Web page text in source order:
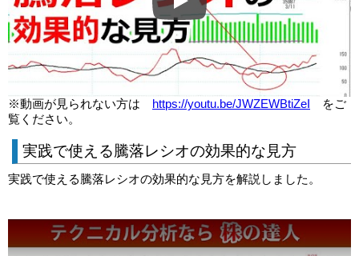
Play
※動画が見られない方は https://youtu.be/JWZEWBtiZeI をご
覧ください。
実践で使える騰落レシオの効果的な見方
実践で使える騰落レシオの効果的な見方を解説しました。